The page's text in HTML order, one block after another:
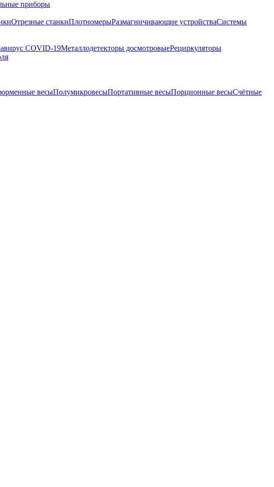
приборы
Отрезные станкиПлотномерыРазмагничивающие устройстваСистемы
COVID-19Металлодетекторы досмотровыеРециркуляторы
весыПолумикровесыПортативные весыПорционные весыСчётные